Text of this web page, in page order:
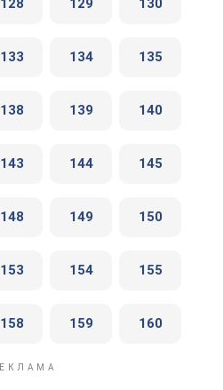
128 129 130
133 134 135
138 139 140
143 144 145
148 149 150
153 154 155
158 159 160